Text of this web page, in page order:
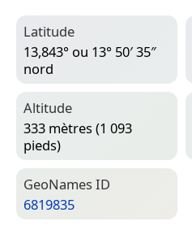
Latitude
13,843° ou 13° 50′ 35″
nord
Altitude
333 mètres (1 093
pieds)
Geo­Names ID
6819835